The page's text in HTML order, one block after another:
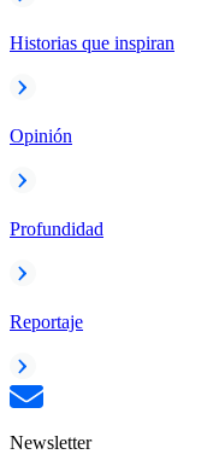
Historias que inspiran
Opinión
Profundidad
Reportaje
Newsletter